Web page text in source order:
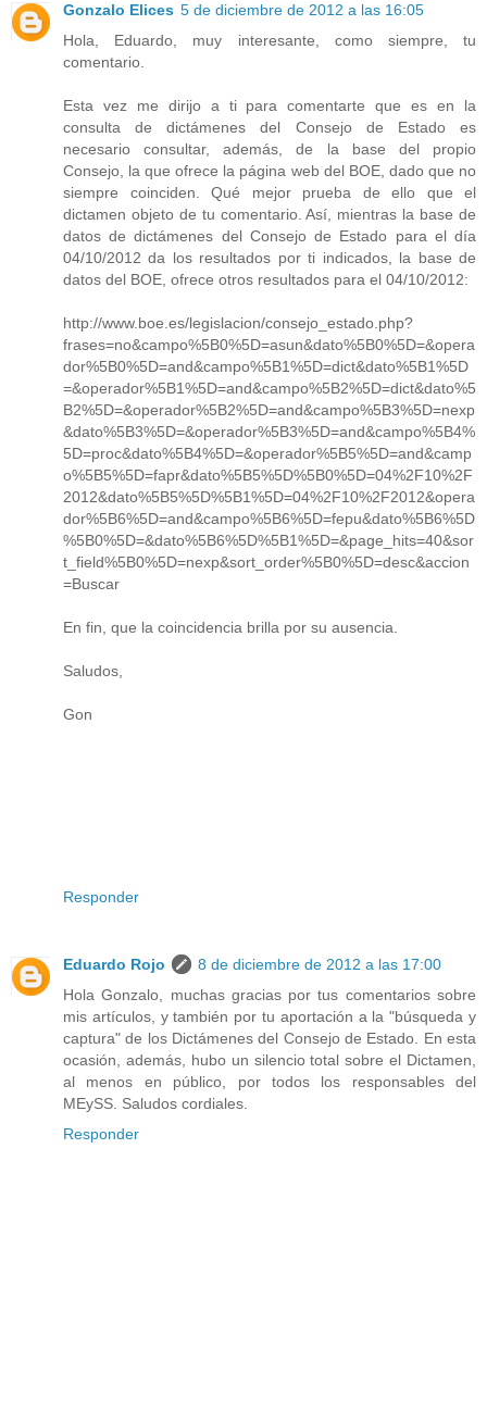
Gonzalo Elices 5 de diciembre de 2012 a las 16:05
Hola, Eduardo, muy interesante, como siempre, tu
comentario.
Esta vez me dirijo a ti para comentarte que es en la
consulta de dictámenes del Consejo de Estado es
necesario consultar, además, de la base del propio
Consejo, la que ofrece la página web del BOE, dado que no
siempre coinciden. Qué mejor prueba de ello que el
dictamen objeto de tu comentario. Así, mientras la base de
datos de dictámenes del Consejo de Estado para el día
04/10/2012 da los resultados por ti indicados, la base de
datos del BOE, ofrece otros resultados para el 04/10/2012:
http://www.boe.es/legislacion/consejo_estado.php?
frases=no&campo%5B0%5D=asun&dato%5B0%5D=&opera
dor%5B0%5D=and&campo%5B1%5D=dict&dato%5B1%5D
=&operador%5B1%5D=and&campo%5B2%5D=dict&dato%5
B2%5D=&operador%5B2%5D=and&campo%5B3%5D=nexp
&dato%5B3%5D=&operador%5B3%5D=and&campo%5B4%
5D=proc&dato%5B4%5D=&operador%5B5%5D=and&camp
o%5B5%5D=fapr&dato%5B5%5D%5B0%5D=04%2F10%2F
2012&dato%5B5%5D%5B1%5D=04%2F10%2F2012&opera
dor%5B6%5D=and&campo%5B6%5D=fepu&dato%5B6%5D
%5B0%5D=&dato%5B6%5D%5B1%5D=&page_hits=40&sor
t_field%5B0%5D=nexp&sort_order%5B0%5D=desc&accion
=Buscar
En fin, que la coincidencia brilla por su ausencia.
Saludos,
Gon
Responder
Eduardo Rojo
8 de diciembre de 2012 a las 17:00
Hola Gonzalo, muchas gracias por tus comentarios sobre
mis artículos, y también por tu aportación a la "búsqueda y
captura" de los Dictámenes del Consejo de Estado. En esta
ocasión, además, hubo un silencio total sobre el Dictamen,
al menos en público, por todos los responsables del
MEySS. Saludos cordiales.
Responder